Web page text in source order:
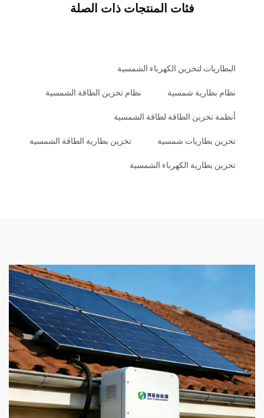
فئات المنتجات ذات الصلة
البطاريات لتخزين الكهرباء الشمسية
نظام بطارية شمسية نظام تخزين الطاقة الشمسية
أنظمة تخزين الطاقة لطاقة الشمسية
تخزين بطاريات شمسية تخزين بطارية الطاقة الشمسية
تخزين بطارية الكهرباء الشمسية